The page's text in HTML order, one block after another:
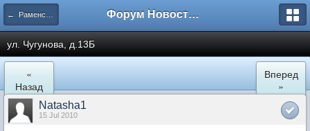
← Раменское Форум Новостройки
ул. Чугунова, д.13Б
«
Назад
Вперед
»
Natasha1
15 Jul 2010